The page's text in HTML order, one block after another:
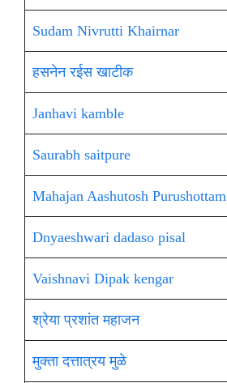
Sudam Nivrutti Khairnar
हसनेन रईस खाटीक
Janhavi kamble
Saurabh saitpure
Mahajan Aashutosh Purushottam
Dnyaeshwari dadaso pisal
Vaishnavi Dipak kengar
श्रेया प्रशांत महाजन
मुक्ता दत्तात्रय मुळे